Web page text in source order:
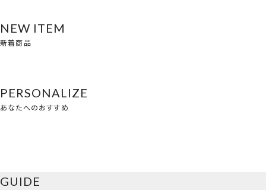
NEW ITEM
新着商品
PERSONALIZE
あなたへのおすすめ
GUIDE